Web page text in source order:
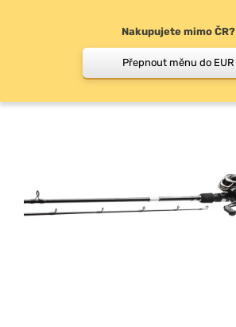
Sety pro začátečníky
Nakupujete mimo ČR?
Přepnout měnu do EUR